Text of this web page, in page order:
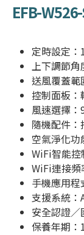
EFB-
定時設定：
上下調節角
送風覆蓋範
控制面板：
風速選擇：
隨機配件
空氣淨化
WiFi智能控
WiFi連接頻
手機應用
支援系統
安全認證／
保養年期：